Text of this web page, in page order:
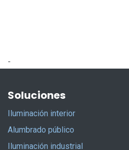
-
Soluciones
Iluminación interior
Alumbrado público
Iluminación industrial